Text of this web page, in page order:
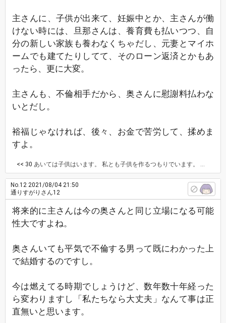
主さんに、子供が出来て、妊娠中とか、主さんが働
けない時には、旦那さんは、養育費も払いつつ、自
分の新しい家族も養わなくちゃだし、元妻とマイホ
ームでも建てたりしてて、そのローン返済とかもあ
ったら、更に大変。
主さんも、不倫相手だから、奥さんに慰謝料払わな
いとだし。
裕福じゃなければ、後々、お金で苦労して、揉めま
すよ。
<< 30 あいては子供はいます。 私とも子供を作るつもりでいます。 実家が裕福なので援助はしてもらえそうです。
No.12 2021/08/04 21:50
通りすがりさん12
将来的に主さんは今の奥さんと同じ立場になる可能
性大ですよね。
奥さんいても平気で不倫する男って既にわかった上
で結婚するのですし。
今は燃えてる時期でしょうけど、数年数十年経った
ら変わりますし「私たちなら大丈夫」なんて事は正
直無いと思います。